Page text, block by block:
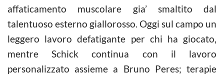
affaticamento muscolare gia’ smaltito dal
talentuoso esterno giallorosso. Oggi sul campo un
leggero lavoro defatigante per chi ha giocato,
mentre Schick continua con il lavoro
personalizzato assieme a Bruno Peres; terapie